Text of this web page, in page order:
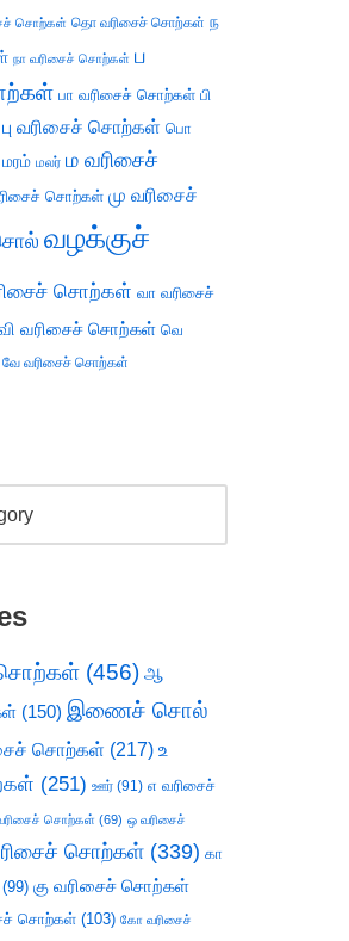
சொற்கள் தொ வரிசைச் சொற்கள் ந
நா வரிசைச் சொற்கள் ப
பா வரிசைச் சொற்கள் பி
பு வரிசைச் சொற்கள் பொ
மரம் மலர் ம வரிசைச்
சொற்கள் மு வரிசைச்
வழக்குச்
சொற்கள் வா வரிசைச்
வரிசைச் சொற்கள் வெ
வே வரிசைச் சொற்கள்
(456) ஆ
(150) இணைச் சொல்
சொற்கள் (217) உ
(251) ஊர் (91) எ வரிசைச்
சொற்கள் (69) ஒ வரிசைச்
சொற்கள் (339) கா
(99) கு வரிசைச் சொற்கள்
சொற்கள் (103) கோ வரிசைச்